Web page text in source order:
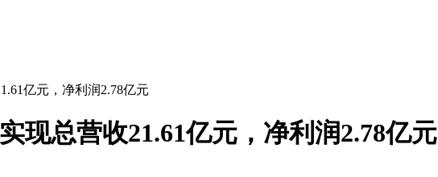
亿元，净利润2.78亿元
现总营收21.61亿元，净利润2.78亿元